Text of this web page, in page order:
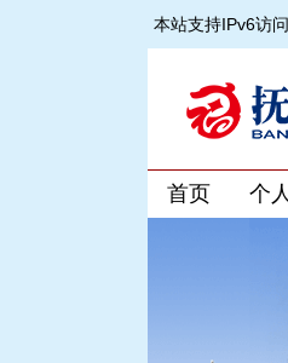
本站支持IPv6访问
首页 个